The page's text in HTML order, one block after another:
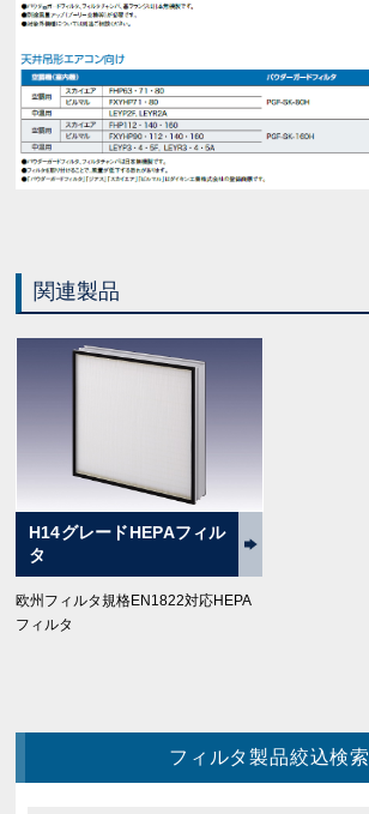
関連製品
H14グレードHEPAフィル
タ
欧州フィルタ規格EN1822対応HEPA
フィルタ
フィルタ製品絞込検索